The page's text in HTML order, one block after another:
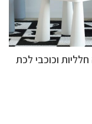
וכוכבי לכת